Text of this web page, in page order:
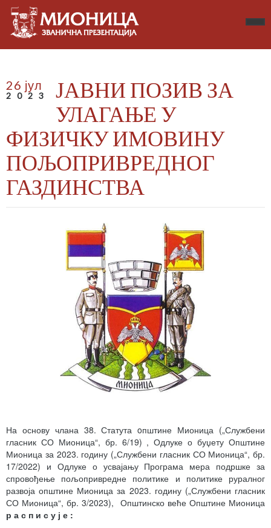
26 јул
2023
ЈАВНИ ПОЗИВ ЗА
УЛАГАЊЕ У
ФИЗИЧКУ ИМОВИНУ
ПОЉОПРИВРЕДНОГ
ГАЗДИНСТВА
На основу члана 38. Статута oпштине Мионица („Службени
гласник СО Мионица“, бр. 6/19) , Одлуке о буџету Општине
Мионица за 2023. годину („Службени гласник СО Мионица“, бр.
17/2022) и Одлуке о усвајању Програма мера подршке за
спровођење пољопривредне политике и политике руралног
развоја општине Мионица за 2023. годину („Службени гласник
СО Мионица“, бр. 3/2023), Општинско веће Општине Мионица
р а с п и с у ј е :